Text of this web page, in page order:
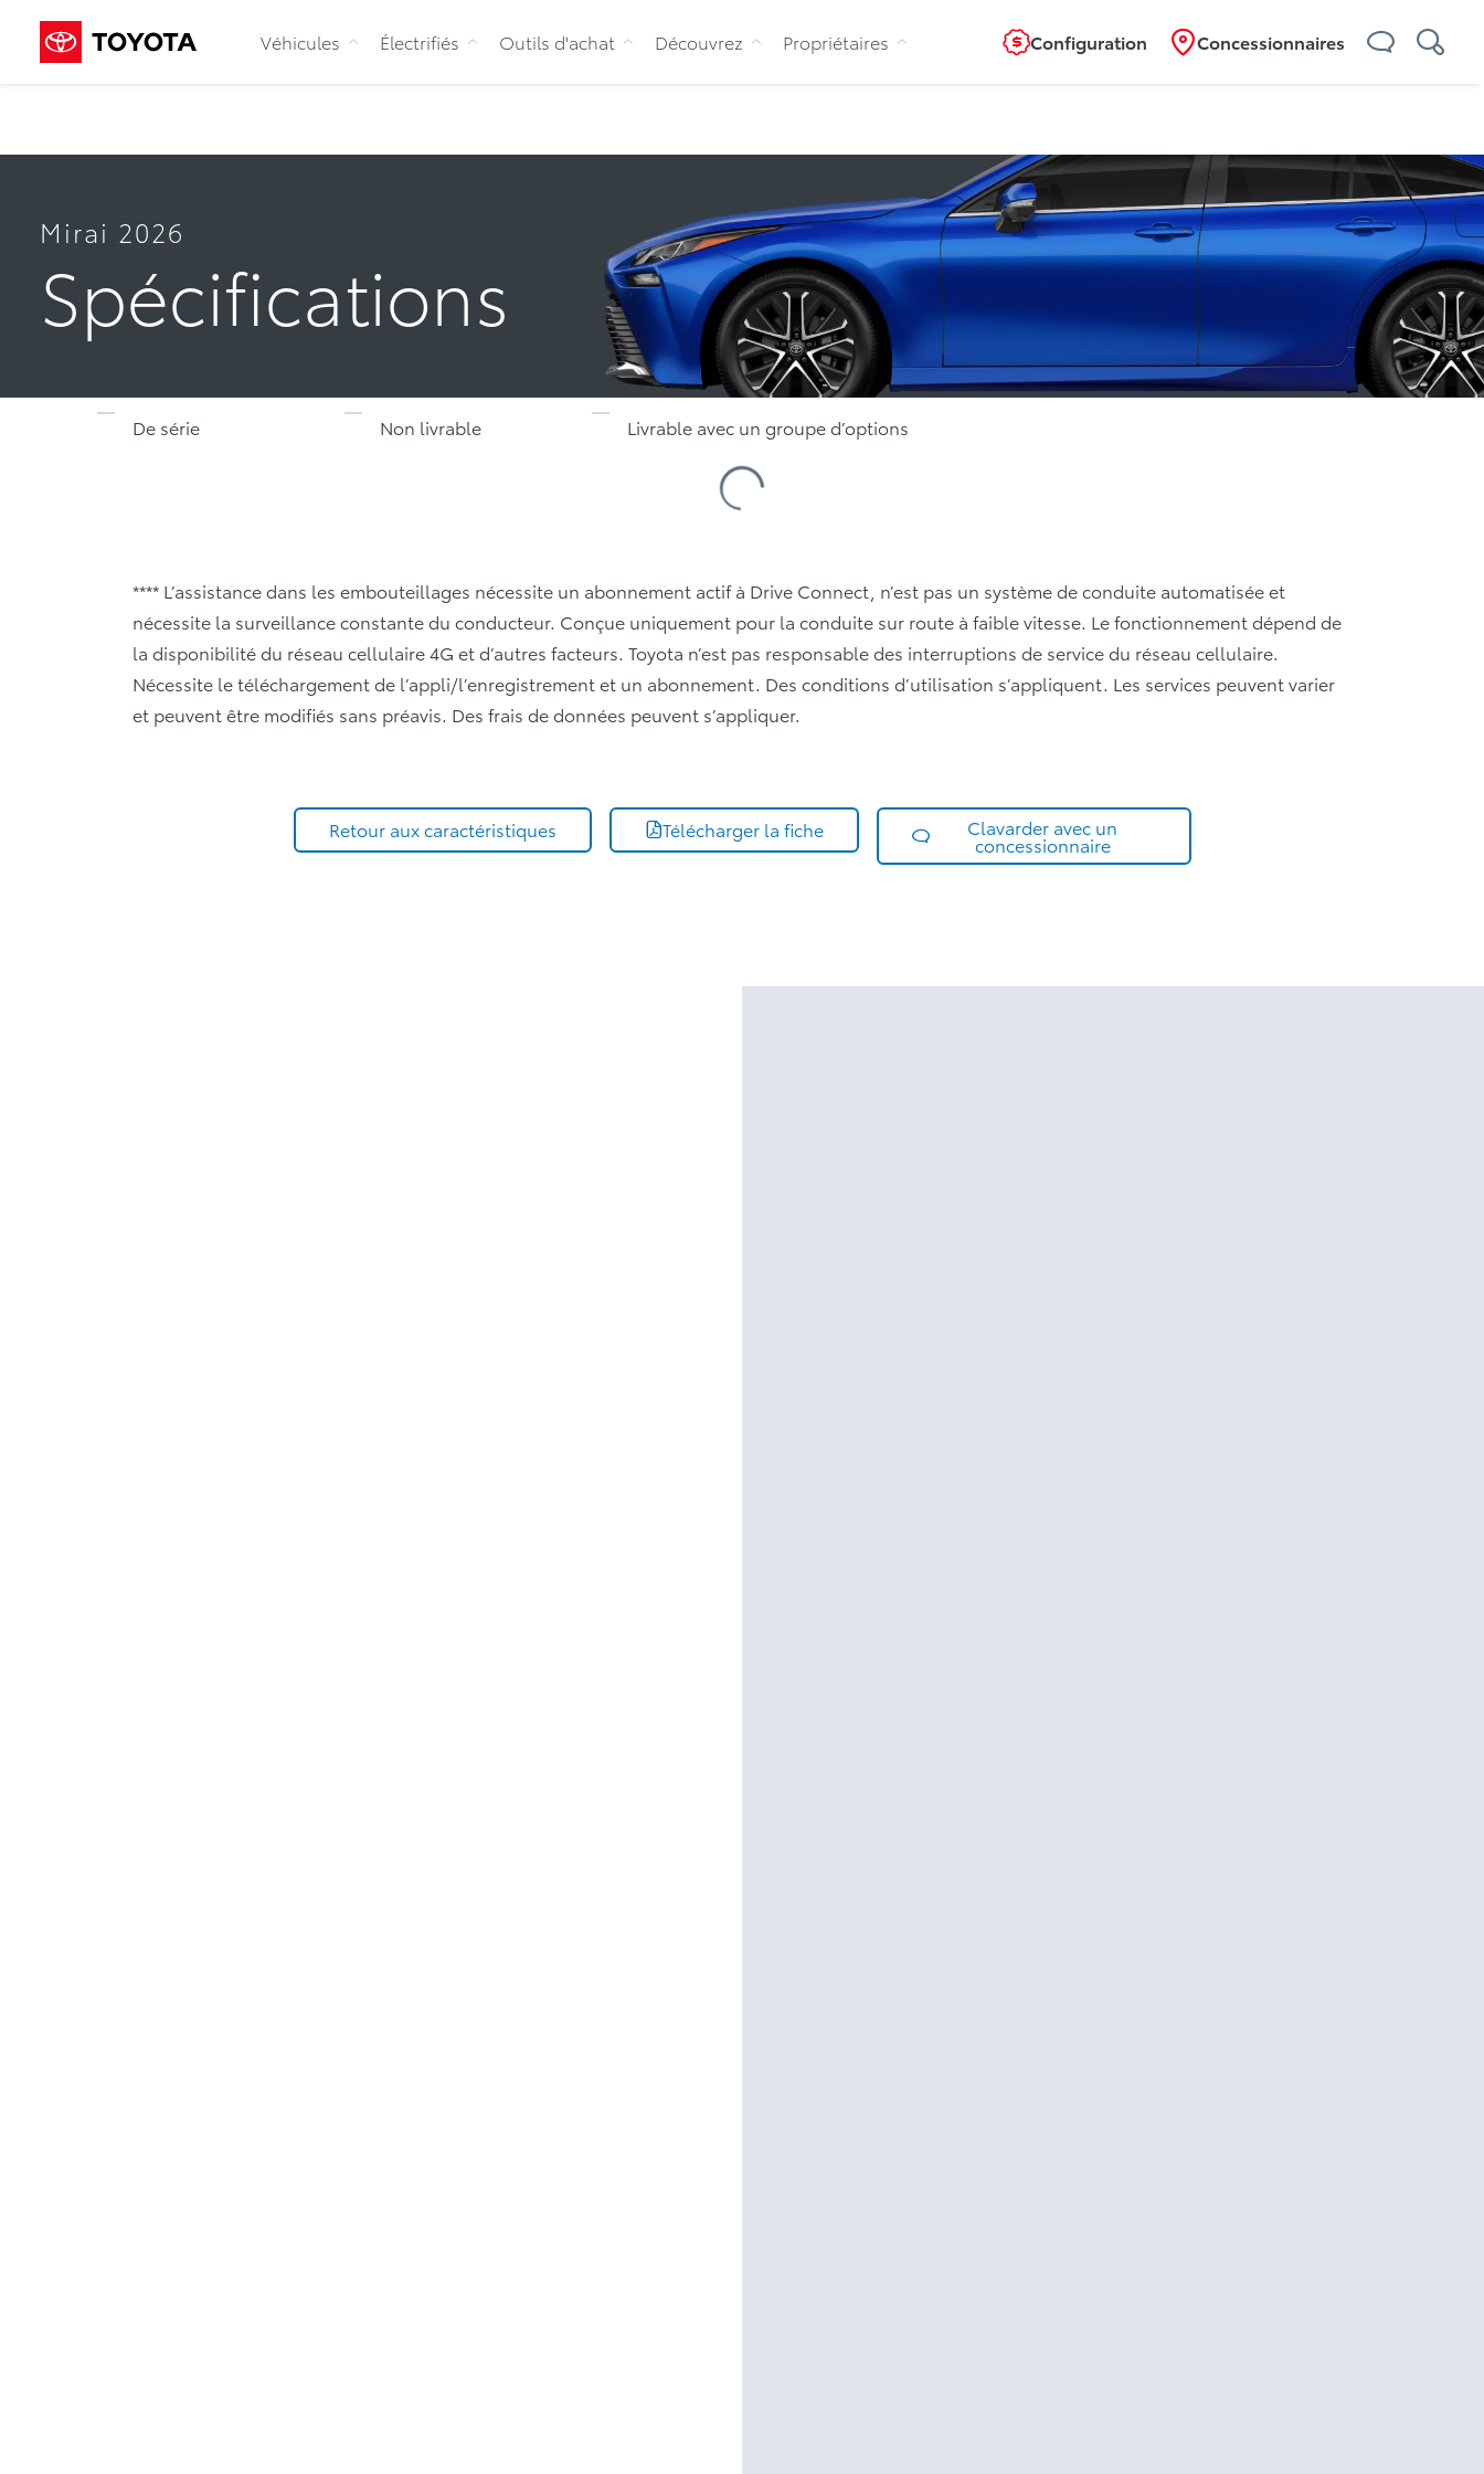
Véhicules Électrifiés Outils d'achat Découvrez Propriétaires Configuration Concessionnaires
Mirai 2026
Spécifications
De série Non livrable Livrable avec un groupe d’options
Loading
**** L’assistance dans les embouteillages nécessite un abonnement actif à Drive Connect, n’est pas un système de conduite automatisée et
nécessite la surveillance constante du conducteur. Conçue uniquement pour la conduite sur route à faible vitesse. Le fonctionnement dépend de
la disponibilité du réseau cellulaire 4G et d’autres facteurs. Toyota n’est pas responsable des interruptions de service du réseau cellulaire.
Nécessite le téléchargement de l’appli/l’enregistrement et un abonnement. Des conditions d’utilisation s’appliquent. Les services peuvent varier
et peuvent être modifiés sans préavis. Des frais de données peuvent s’appliquer.
Retour aux caractéristiques Télécharger la fiche Clavarder avec un
concessionnaire